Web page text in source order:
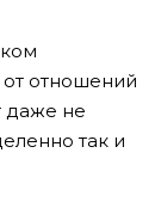
отношений
даже не
так и